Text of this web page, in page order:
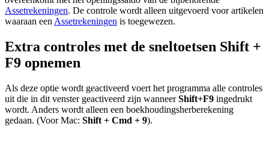
Assetrekeningen. De controle wordt alleen uitgevoerd voor artikelen
waaraan een Assetrekeningen is toegewezen.
Extra controles met de sneltoetsen Shift +
F9 opnemen
Als deze optie wordt geactiveerd voert het programma alle controles
uit die in dit venster geactiveerd zijn wanneerShift+F9 ingedrukt
wordt. Anders wordt alleen een boekhoudingsherberekening
gedaan. (Voor Mac: Shift + Cmd + 9).